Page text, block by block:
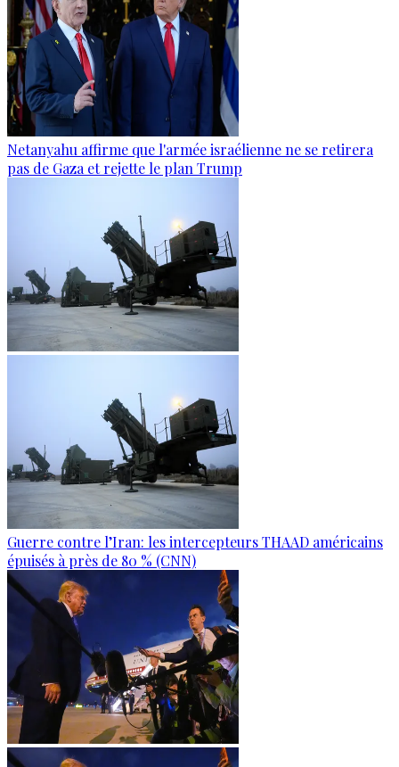
Netanyahu affirme que l'armée israélienne ne se retirera
pas de Gaza et rejette le plan Trump
Guerre contre l’Iran: les intercepteurs THAAD américains
épuisés à près de 80 % (CNN)